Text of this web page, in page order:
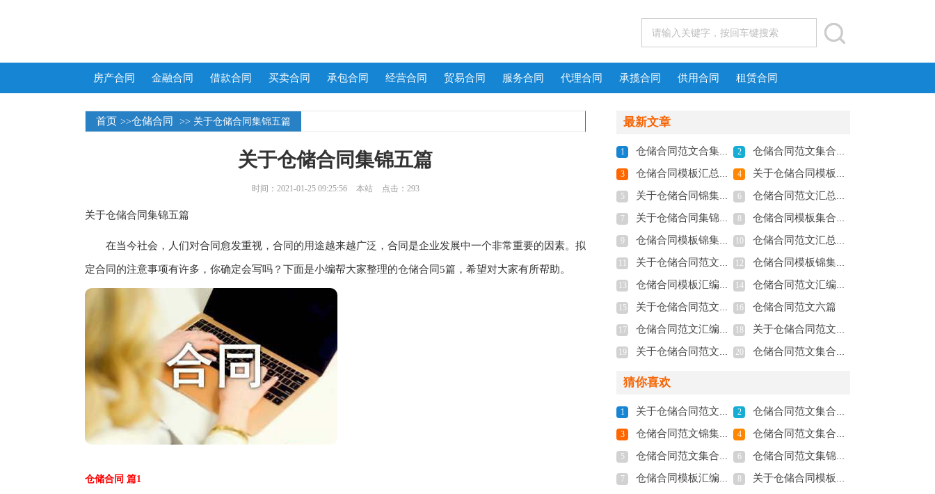
房产合同 金融合同 借款合同 买卖合同 承包合同 经营合同 贸易合同 服务合同 代理合同 承揽合同 供用合同 租赁合同
首页 >>仓储合同 >> 关于仓储合同集锦五篇
关于仓储合同集锦五篇
时间：2021-01-25 09:25:56 本站 点击：293
关于仓储合同集锦五篇
在当今社会，人们对合同愈发重视，合同的用途越来越广泛，合同是企业发展中一个非常重要的因素。拟
定合同的注意事项有许多，你确定会写吗？下面是小编帮大家整理的仓储合同5篇，希望对大家有所帮助。
仓储合同 篇1
最新文章
1 仓储合同范文合集八篇 2 仓储合同范文集合5篇
3 仓储合同模板汇总6篇 4 关于仓储合同模板合集10篇
5 关于仓储合同锦集六篇 6 仓储合同范文汇总六篇
7 关于仓储合同集锦五篇 8 仓储合同模板集合5篇
9 仓储合同模板锦集7篇 10 仓储合同范文汇总五篇
关于仓储合同范文七篇 12 仓储合同模板锦集五篇
13 仓储合同模板汇编七篇 14 仓储合同范文汇编五篇
15 关于仓储合同范文汇编5篇 16 仓储合同范文六篇
17 仓储合同范文汇编8篇 18 关于仓储合同范文集合10篇
19 关于仓储合同范文集合九篇 20 仓储合同范文集合五篇
猜你喜欢
1 关于仓储合同范文汇编六篇 2 仓储合同范文集合十篇
3 仓储合同范文锦集6篇 4 仓储合同范文集合5篇
5 仓储合同范文集合五篇 6 仓储合同范文集锦5篇
7 仓储合同模板汇编九篇 8 关于仓储合同模板汇编10篇